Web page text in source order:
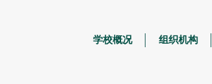
学校概况 组织机构